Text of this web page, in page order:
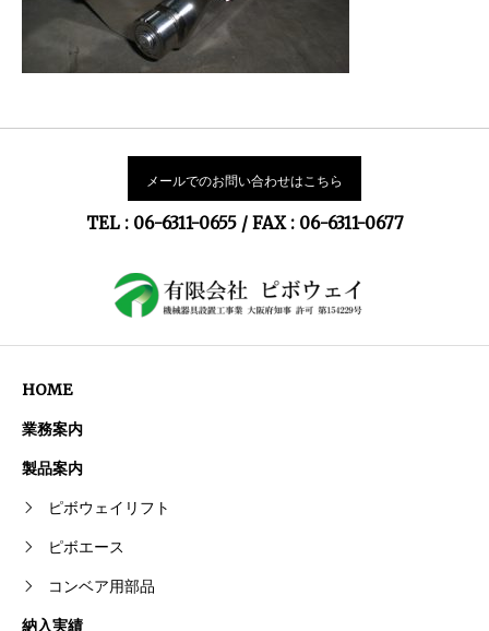
メールでのお問い合わせはこちら
TEL : 06-6311-0655 / FAX : 06-6311-0677
HOME
業務案内
製品案内
ピボウェイリフト
ピボエース
コンベア用部品
納入実績